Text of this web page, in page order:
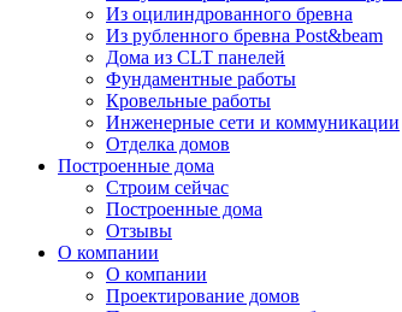
Из оцилиндрованного бревна
Из рубленного бревна Post&beam
Дома из CLT панелей
Фундаментные работы
Кровельные работы
Инженерные сети и коммуникации
Отделка домов
Построенные дома
Строим сейчас
Построенные дома
Отзывы
О компании
О компании
Проектирование домов